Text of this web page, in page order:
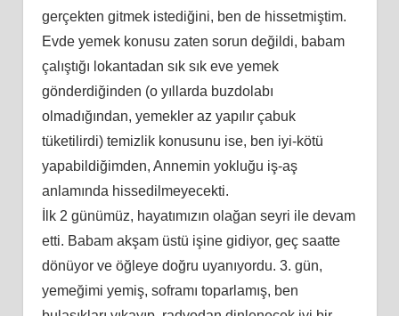
gerçekten gitmek istediğini, ben de hissetmiştim.
Evde yemek konusu zaten sorun değildi, babam
çalıştığı lokantadan sık sık eve yemek
gönderdiğinden (o yıllarda buzdolabı
olmadığından, yemekler az yapılır çabuk
tüketilirdi) temizlik konusunu ise, ben iyi-kötü
yapabildiğimden, Annemin yokluğu iş-aş
anlamında hissedilmeyecekti.
İlk 2 günümüz, hayatımızın olağan seyri ile devam
etti. Babam akşam üstü işine gidiyor, geç saatte
dönüyor ve öğleye doğru uyanıyordu. 3. gün,
yemeğimi yemiş, soframı toparlamış, ben